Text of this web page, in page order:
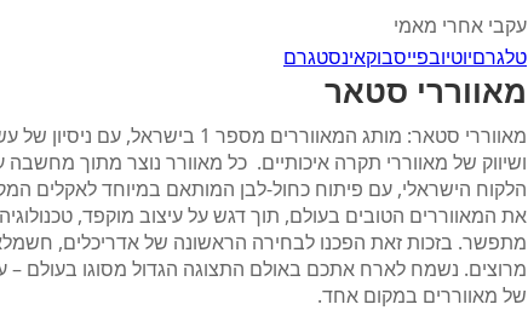
עקבי אחרי מאמי
טלגרםיוטיובפייסבוקאינסטגרם
מאווררי סטאר
מאווררי סטאר: מותג המאווררים מספר 1
ושיווק של מאווררי תקרה איכותיים. כל מאוורר נוצר מתוך
הלקוח הישראלי, עם פיתוח כחול-לבן המותאם במיוחד לאקלים
את המאווררים הטובים בעולם, תוך דגש על עיצוב מוקפד,
מתפשר. בזכות זאת הפכנו לבחירה הראשונה של אדריכלים,
מרוצים. נשמח לארח אתכם באולם התצוגה הגדול מסוגו בעולם –
של מאווררים במקום אחד.